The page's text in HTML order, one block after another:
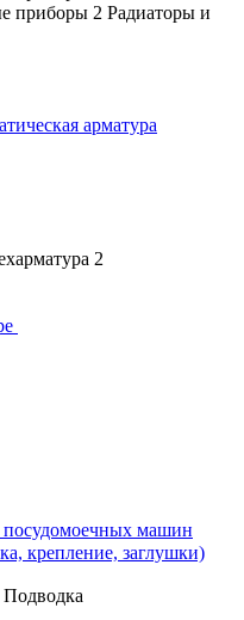
Радиаторы и
арматура
машин
крепление, заглушки)
Подводка